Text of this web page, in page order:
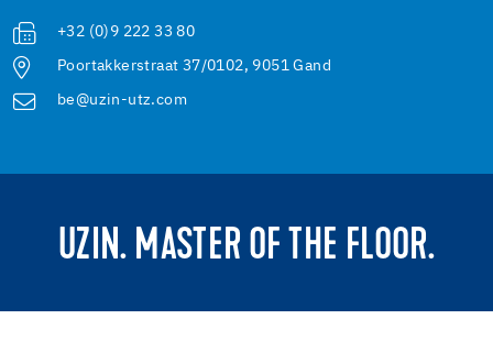
+32 (0)9 222 33 80
Poortakkerstraat 37/0102, 9051 Gand
be@uzin-utz.com
UZIN. MASTER OF THE FLOOR.